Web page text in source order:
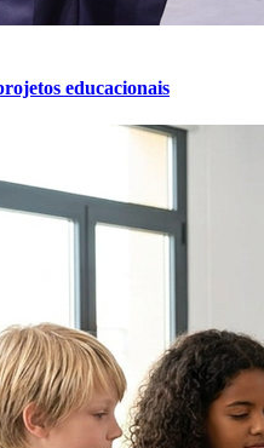
educacionais